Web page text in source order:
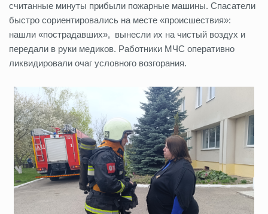
считанные минуты прибыли пожарные машины. Спасатели
быстро сориентировались на месте «происшествия»:
нашли «пострадавших», вынесли их на чистый воздух и
передали в руки медиков. Работники МЧС оперативно
ликвидировали очаг условного возгорания.